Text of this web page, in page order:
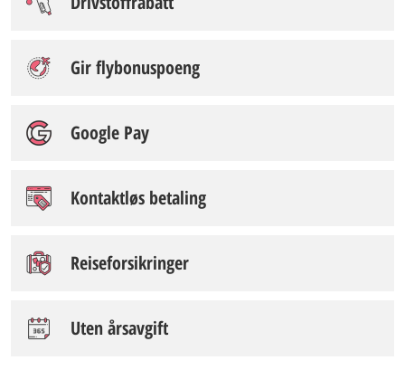
Gir flybonuspoeng
Google Pay
Kontaktløs betaling
Reiseforsikringer
Uten årsavgift